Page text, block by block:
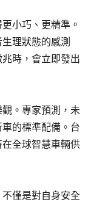
小巧、更精準。
理狀態的感測
時，會立即發出
。專家預測，未
的標準配備。台
全球智慧車輛供
僅是對自身安全